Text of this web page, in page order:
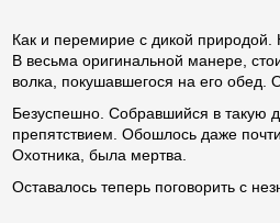
Как и перемирие с дикой природой.
В весьма оригинальной манере,
волка, покушавшегося на его обед.
Безуспешно. Собравшийся в такую
препятствием. Обошлось даже
Охотника, была мертва.
Оставалось теперь поговорить с